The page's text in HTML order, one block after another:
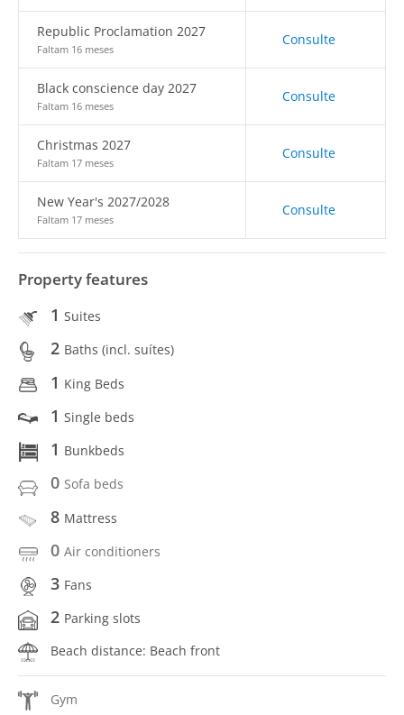
Republic Proclamation 2027
Faltam 16 meses
Consulte
Black conscience day 2027
Faltam 16 meses
Consulte
Christmas 2027
Faltam 17 meses
Consulte
New Year's 2027/2028
Faltam 17 meses
Consulte
Property features
1 Suites
2 Baths (incl. suítes)
1 King Beds
1 Single beds
1 Bunkbeds
0 Sofa beds
8 Mattress
0 Air conditioners
3 Fans
2 Parking slots
Beach distance: Beach front
Gym